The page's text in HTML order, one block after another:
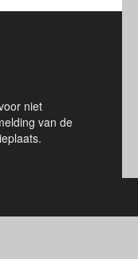
niet
van de